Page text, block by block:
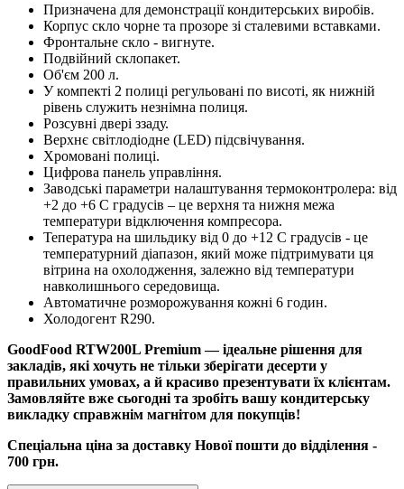
Призначена для демонстрації кондитерських виробів.
Корпус скло чорне та прозоре зі сталевими вставками.
Фронтальне скло - вигнуте.
Подвійний склопакет.
Об'єм 200 л.
У компекті 2 полиці регульовані по висоті, як нижній
рівень служить незнімна полиця.
Розсувні двері ззаду.
Верхнє світлодіодне (LED) підсвічування.
Хромовані полиці.
Цифрова панель управління.
Заводські параметри налаштування термоконтролера: від
+2 до +6 С градусів – це верхня та нижня межа
температури відключення компресора.
Тепература на шильдику від 0 до +12 С градусів - це
температурний діапазон, який може підтримувати ця
вітрина на охолодження, залежно від температури
навколишнього середовища.
Автоматичне розморожування кожні 6 годин.
Холодогент R290.
GoodFood RTW200L Premium — ідеальне рішення для
закладів, які хочуть не тільки зберігати десерти у
правильних умовах, а й красиво презентувати їх клієнтам.
Замовляйте вже сьогодні та зробіть вашу кондитерську
викладку справжнім магнітом для покупців!
Спеціальна ціна за доставку Нової пошти до відділення -
700 грн.